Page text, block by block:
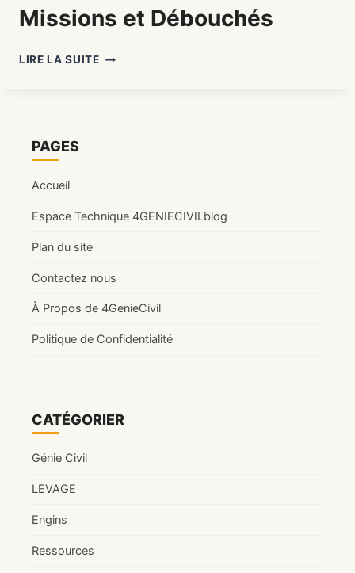
Missions et Débouchés
LIRE LA SUITEINGÉNIEUR
CATÉGORIER
Génie Civil
LEVAGE
Engins
Ressources
PAGES
Accueil
Espace Technique 4GENIECIVILblog
Plan du site
Contactez nous
À Propos de 4GenieCivil
Politique de Confidentialité